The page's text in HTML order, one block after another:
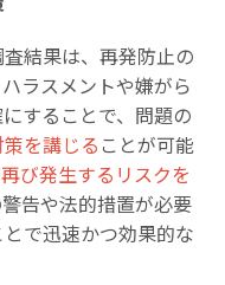
結果は、再発防止の
ラスメントや嫌がら
することで、問題の
を講じる ことが可能
再び発生するリスクを
告や法的措置が必要
で迅速かつ効果的な